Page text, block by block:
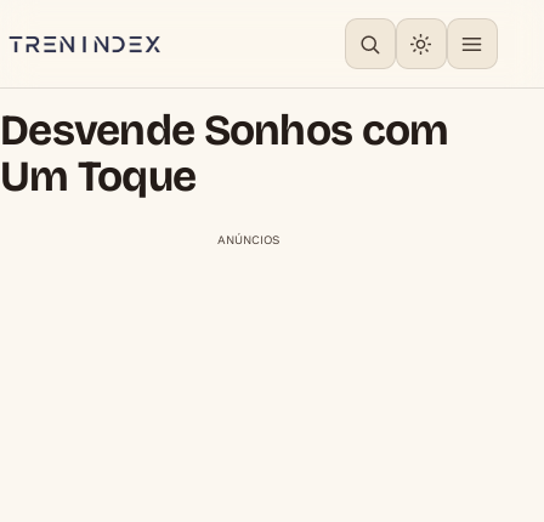
Desvende Sonhos com
Um Toque
ANÚNCIOS